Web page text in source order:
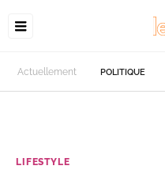
Actuellement POLITIQUE
LIFESTYLE